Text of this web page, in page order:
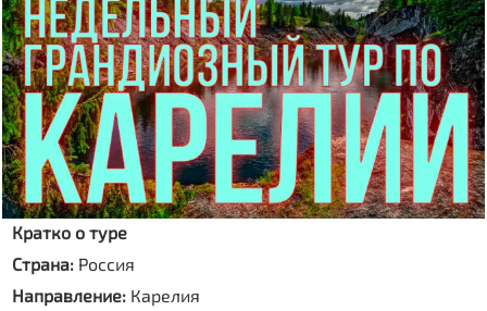
Кратко о туре
Страна: Россия
Направление: Карелия